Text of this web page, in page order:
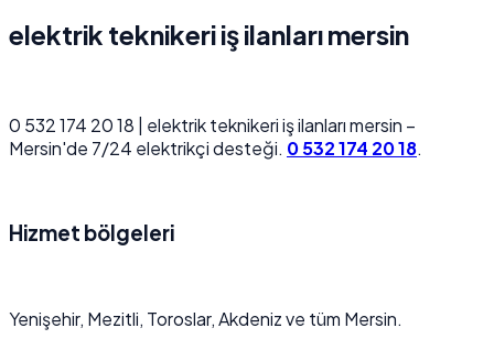
elektrik teknikeri iş ilanları mersin
0 532 174 20 18 | elektrik teknikeri iş ilanları mersin –
Mersin'de 7/24 elektrikçi desteği. 0 532 174 20 18.
Hizmet bölgeleri
Yenişehir, Mezitli, Toroslar, Akdeniz ve tüm Mersin.